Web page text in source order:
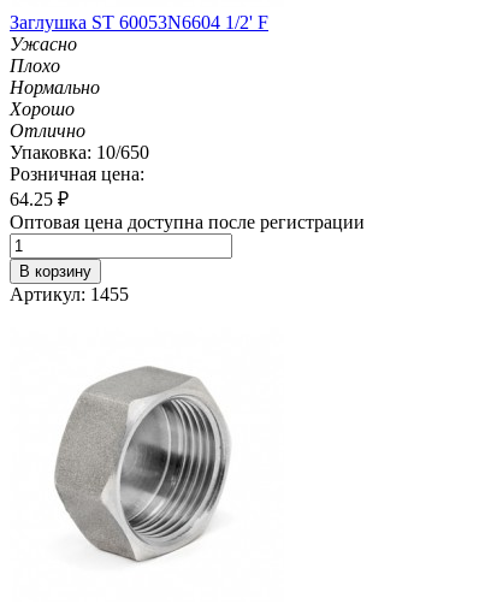
Заглушка ST 60053N6604 1/2' F
Ужасно
Плохо
Нормально
Хорошо
Отлично
Упаковка: 10/650
Розничная цена:
64.25 ₽
Оптовая цена доступна после регистрации
В корзину
Артикул: 1455